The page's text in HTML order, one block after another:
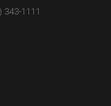
aumentaría
subregión del
del
343-1111